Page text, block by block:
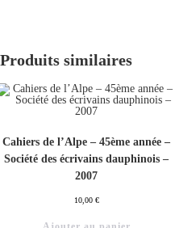
Produits similaires
Cahiers de l’Alpe – 45ème année –
Société des écrivains dauphinois –
2007
10,00 €